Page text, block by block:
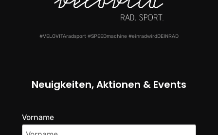
#VELOVITAradsport #SPEEDmachine #einradwirdDEINRAD
Neuigkeiten, Aktionen & Events
Vorname